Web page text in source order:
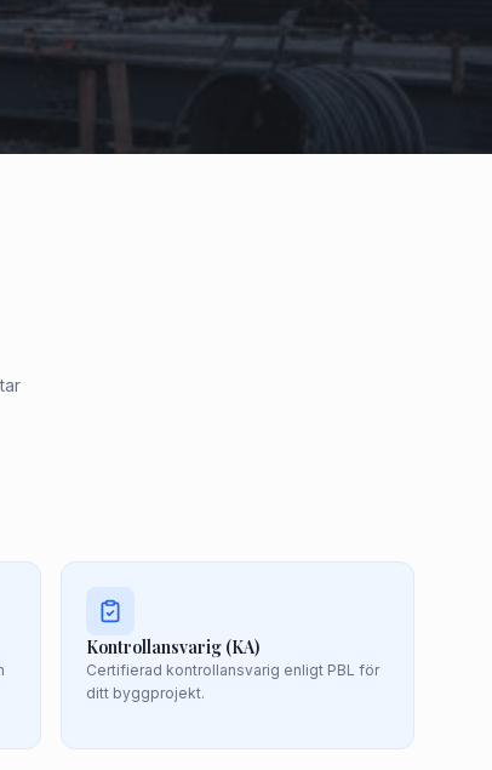
Kontrollansvarig (KA)
Certifierad kontrollansvarig enligt PBL för
ditt byggprojekt.